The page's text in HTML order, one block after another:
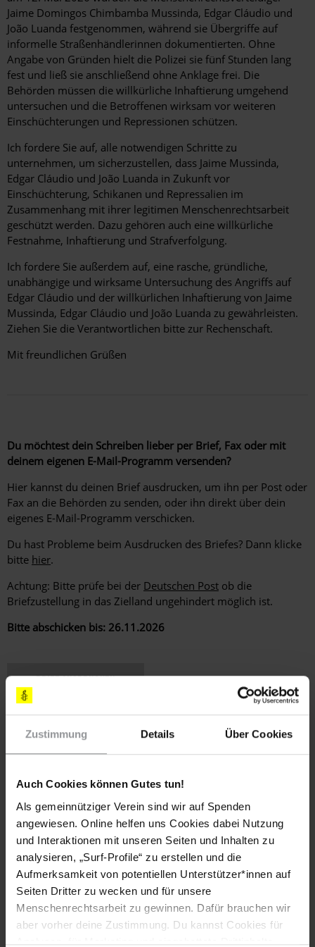
Zustimmung Details Über Cookies
Auch Cookies können Gutes tun!
Als gemeinnütziger Verein sind wir auf Spenden
angewiesen. Online helfen uns Cookies dabei Nutzung
und Interaktionen mit unseren Seiten und Inhalten zu
analysieren, „Surf-Profile“ zu erstellen und die
Aufmerksamkeit von potentiellen Unterstützer*innen auf
Seiten Dritter zu wecken und für unsere
Menschenrechtsarbeit zu gewinnen. Dafür brauchen wir
aber vorher deine Zustimmung. Du kannst Cookies für
Analysen, für Marketing und eingebettete Drittinhalte
Jaime Domingos Chimbamba Mussinda, Edgar Cláudio und
João Luanda festgenommen, während sie Übergriffe auf
informelle Straßenhändlerinnen dokumentierten. Ohne
Angabe von Gründen hielt die Polizei sie fünf Stunden lang
fest und ließ sie anschließend ohne Anklage frei. Die
Behörden müssen die willkürliche Inhaftierung umgehend
untersuchen und die Betroffenen wirksam vor weiteren
Einschüchterungen und Repressionen schützen.
Ich fordere Sie auf, alle notwendigen Schritte zu
unternehmen, um sicherzustellen, dass Jaime Mussinda,
Edgar Cláudio und João Luanda in Zukunft vor
Einschüchterung, Schikanen und Repressalien im
Zusammenhang mit ihrer legitimen Menschenrechtsarbeit
geschützt werden. Dazu gehören auch eine willkürliche
Festnahme, Inhaftierung und Strafverfolgung.
Ich fordere Sie außerdem auf, eine rasche, gründliche,
unabhängige und wirksame Untersuchung des Angriffs auf
Edgar Cláudio und der willkürlichen Inhaftierung von Jaime
Mussinda, Edgar Cláudio und João Luanda zu gewährleisten.
Ziehen Sie die Verantwortlichen bitte zur Rechenschaft.
Mit freundlichen Grüßen
Du möchtest dein Schreiben lieber per Brief, Fax oder mit
deinem eigenen E-Mail-Programm versenden?
Hier kannst du deinen Brief ausdrucken, um ihn per Post oder
Fax an die Behörden zu senden, oder ihn direkt über dein
eigenes E-Mail-Programm verschicken.
Du hast Probleme beim Ausdrucken des Briefes? Dann klicke
bitte hier.
Achtung: Bitte prüfe bei der Deutschen Post ob die
Briefzustellung in das Zielland ungehindert möglich ist.
Bitte abschicken bis: 26.11.2026
BRIEF AUSDRUCKEN
MIT EIGENEM E-MAIL-PROGRAMM VERSCHICKEN
Prosecutor General of the Republic
Pedro Mendes de Carvalho
Rua 17 de Setembro
Cidade Alta
Luanda
ANGOLA